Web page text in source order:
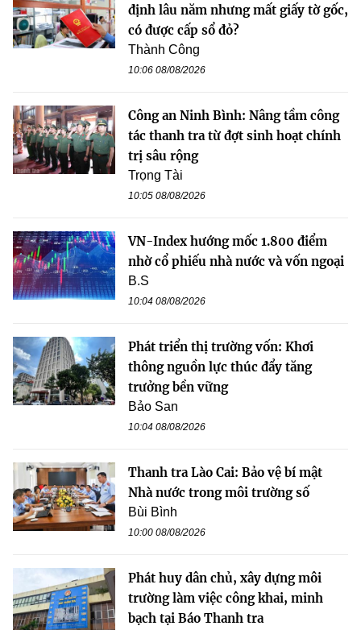
định lâu năm nhưng mất giấy tờ gốc,
có được cấp sổ đỏ?
Thành Công
10:06 08/08/2026
Công an Ninh Bình: Nâng tầm công
tác thanh tra từ đợt sinh hoạt chính
trị sâu rộng
Trọng Tài
10:05 08/08/2026
VN-Index hướng mốc 1.800 điểm
nhờ cổ phiếu nhà nước và vốn ngoại
B.S
10:04 08/08/2026
Phát triển thị trường vốn: Khơi
thông nguồn lực thúc đẩy tăng
trưởng bền vững
Bảo San
10:04 08/08/2026
Thanh tra Lào Cai: Bảo vệ bí mật
Nhà nước trong môi trường số
Bùi Bình
10:00 08/08/2026
Phát huy dân chủ, xây dựng môi
trường làm việc công khai, minh
bạch tại Báo Thanh tra